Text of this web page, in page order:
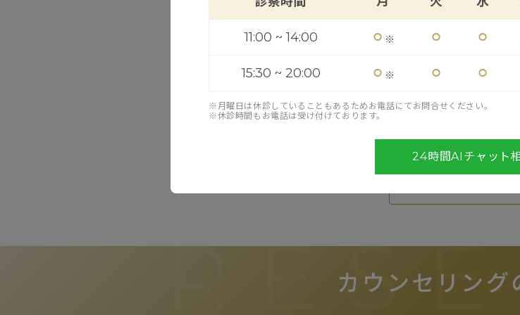
11:00 ~ 14:00 ⚪︎ ※ ⚪︎ ⚪︎
15:30 ~ 20:00 ⚪︎ ※ ⚪︎ ⚪︎
※月曜日は休診していることもあるためお電話にてお問合せください。
※休診時間もお電話は受け付けております。
24時間AIチャット
カウンセリング